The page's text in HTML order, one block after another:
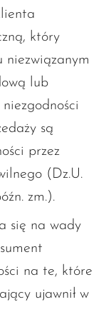
który
niezwiązanym
lub
są
przez
(Dz.U.
zm.).
się na wady
na te, które
ujawnił w